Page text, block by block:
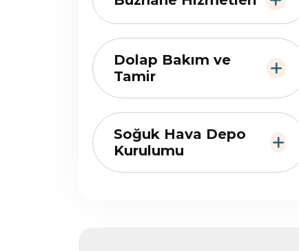
Dolap Bakım ve
Tamir
Soğuk Hava Depo
Kurulumu